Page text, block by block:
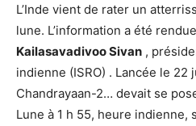
L’Inde vient de rater un
lune. L’information a été
Kailasavadivoo Sivan ,
indienne (ISRO) . Lancée le 22
Chandrayaan-2… devait se
Lune à 1 h 55, heure indienne,